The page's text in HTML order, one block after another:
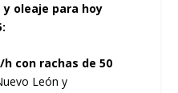
oleaje para hoy
con rachas de 50
León y